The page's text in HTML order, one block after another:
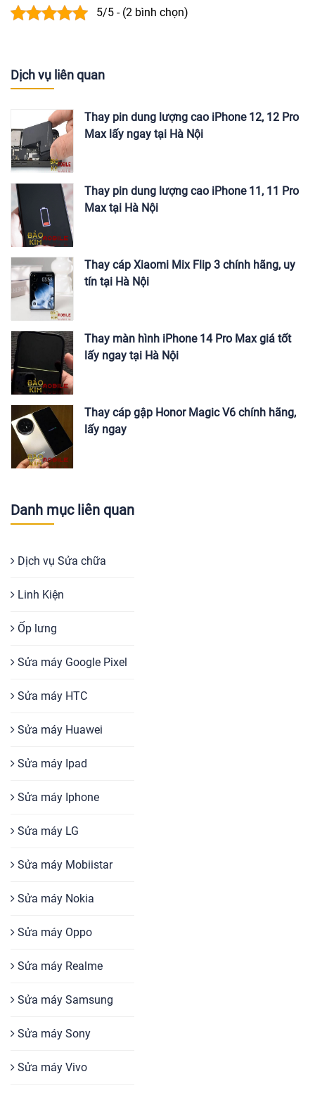
5/5 - (2 bình chọn)
Dịch vụ liên quan
Thay pin dung lượng cao iPhone 12, 12 Pro
Max lấy ngay tại Hà Nội
Thay pin dung lượng cao iPhone 11, 11 Pro
Max tại Hà Nội
Thay cáp Xiaomi Mix Flip 3 chính hãng, uy
tín tại Hà Nội
Thay màn hình iPhone 14 Pro Max giá tốt
lấy ngay tại Hà Nội
Thay cáp gập Honor Magic V6 chính hãng,
lấy ngay
Danh mục liên quan
Dịch vụ Sửa chữa
Linh Kiện
Ốp lưng
Sửa máy Google Pixel
Sửa máy HTC
Sửa máy Huawei
Sửa máy Ipad
Sửa máy Iphone
Sửa máy LG
Sửa máy Mobiistar
Sửa máy Nokia
Sửa máy Oppo
Sửa máy Realme
Sửa máy Samsung
Sửa máy Sony
Sửa máy Vivo